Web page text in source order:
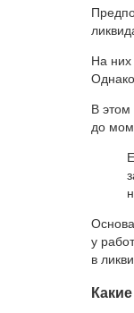
На них
В этом
до
у
в